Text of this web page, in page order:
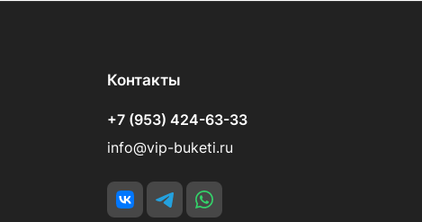
Контакты
+7 (953) 424-63-33
info@vip-buketi.ru